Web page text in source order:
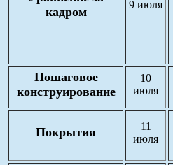
кадром
9 июля
Пошаговое
конструирование
10
июля
Покрытия
11
июля